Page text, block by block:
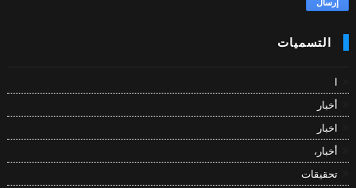
التسميات
أخبار
اخبار
أخبار،
تحقيقات